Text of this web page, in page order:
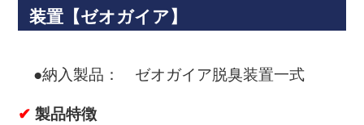
装置【ゼオガイア】
●納入製品： ゼオガイア脱臭装置一式
✔ 製品特徴